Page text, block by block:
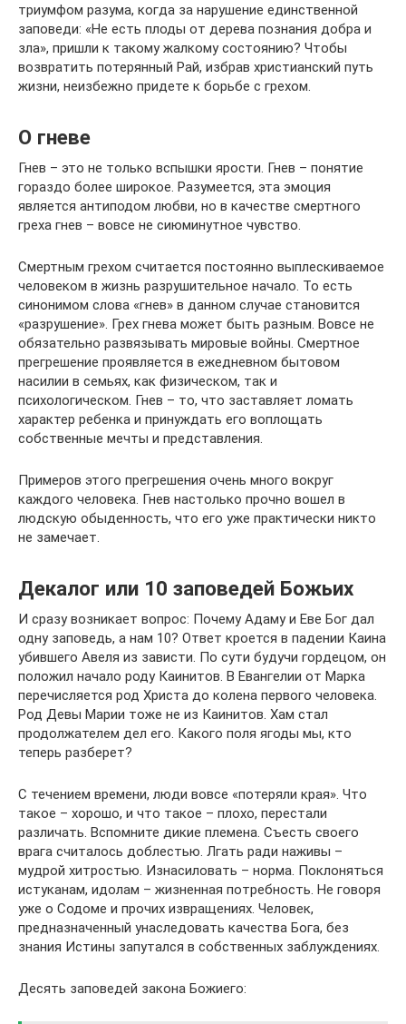
триумфом разума, когда за нарушение единственной
заповеди: «Не есть плоды от дерева познания добра и
зла», пришли к такому жалкому состоянию? Чтобы
возвратить потерянный Рай, избрав христианский путь
жизни, неизбежно придете к борьбе с грехом.
О гневе
Гнев – это не только вспышки ярости. Гнев – понятие
гораздо более широкое. Разумеется, эта эмоция
является антиподом любви, но в качестве смертного
греха гнев – вовсе не сиюминутное чувство.
Смертным грехом считается постоянно выплескиваемое
человеком в жизнь разрушительное начало. То есть
синонимом слова «гнев» в данном случае становится
«разрушение». Грех гнева может быть разным. Вовсе не
обязательно развязывать мировые войны. Смертное
прегрешение проявляется в ежедневном бытовом
насилии в семьях, как физическом, так и
психологическом. Гнев – то, что заставляет ломать
характер ребенка и принуждать его воплощать
собственные мечты и представления.
Примеров этого прегрешения очень много вокруг
каждого человека. Гнев настолько прочно вошел в
людскую обыденность, что его уже практически никто
не замечает.
Декалог или 10 заповедей Божьих
И сразу возникает вопрос: Почему Адаму и Еве Бог дал
одну заповедь, а нам 10? Ответ кроется в падении Каина
убившего Авеля из зависти. По сути будучи гордецом, он
положил начало роду Каинитов. В Евангелии от Марка
перечисляется род Христа до колена первого человека.
Род Девы Марии тоже не из Каинитов. Хам стал
продолжателем дел его. Какого поля ягоды мы, кто
теперь разберет?
С течением времени, люди вовсе «потеряли края». Что
такое – хорошо, и что такое – плохо, перестали
различать. Вспомните дикие племена. Съесть своего
врага считалось доблестью. Лгать ради наживы –
мудрой хитростью. Изнасиловать – норма. Поклоняться
истуканам, идолам – жизненная потребность. Не говоря
уже о Содоме и прочих извращениях. Человек,
предназначенный унаследовать качества Бога, без
знания Истины запутался в собственных заблуждениях.
Десять заповедей закона Божиего: